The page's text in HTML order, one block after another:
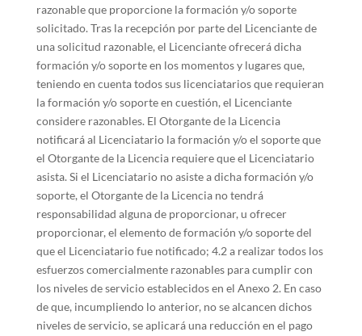
razonable que proporcione la formación y/o soporte
solicitado. Tras la recepción por parte del Licenciante de
una solicitud razonable, el Licenciante ofrecerá dicha
formación y/o soporte en los momentos y lugares que,
teniendo en cuenta todos sus licenciatarios que requieran
la formación y/o soporte en cuestión, el Licenciante
considere razonables. El Otorgante de la Licencia
notificará al Licenciatario la formación y/o el soporte que
el Otorgante de la Licencia requiere que el Licenciatario
asista. Si el Licenciatario no asiste a dicha formación y/o
soporte, el Otorgante de la Licencia no tendrá
responsabilidad alguna de proporcionar, u ofrecer
proporcionar, el elemento de formación y/o soporte del
que el Licenciatario fue notificado; 4.2 a realizar todos los
esfuerzos comercialmente razonables para cumplir con
los niveles de servicio establecidos en el Anexo 2. En caso
de que, incumpliendo lo anterior, no se alcancen dichos
niveles de servicio, se aplicará una reducción en el pago